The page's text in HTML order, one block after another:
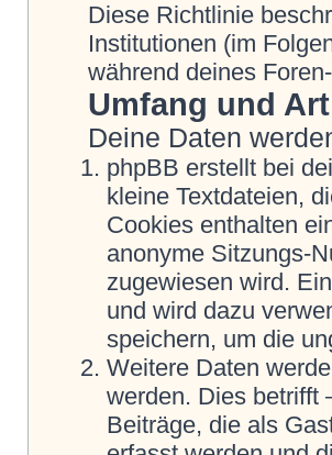
Diese Richtlinie
Institutionen (im
während deines
Umfang und
Deine Daten
phpBB erstellt bei
kleine Textdateien,
Cookies enthalten
anonyme Sitzungs-
zugewiesen wird.
und wird dazu
speichern, um die
Weitere Daten
werden. Dies
Beiträge, die als